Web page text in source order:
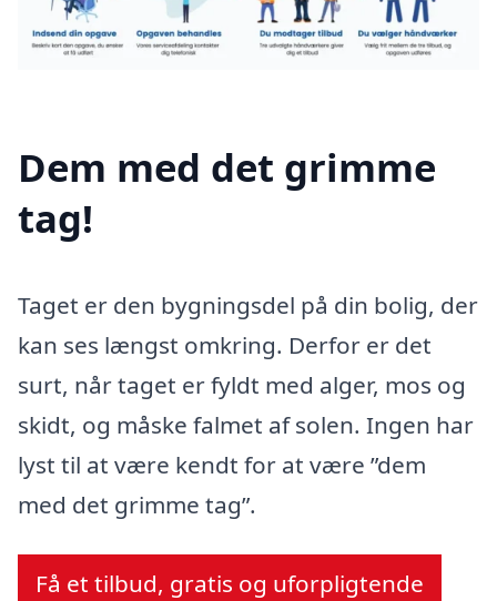
Dem med det grimme
tag!
Taget er den bygningsdel på din bolig, der
kan ses længst omkring. Derfor er det
surt, når taget er fyldt med alger, mos og
skidt, og måske falmet af solen. Ingen har
lyst til at være kendt for at være ”dem
med det grimme tag”.
Få et tilbud, gratis og uforpligtende